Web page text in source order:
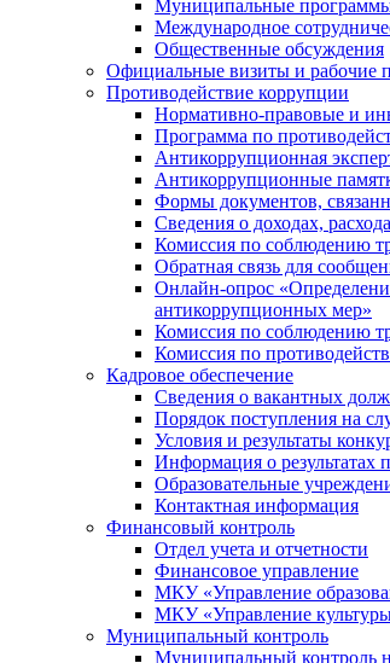
Муниципальные
Международное
Общественные обсуждения
Официальные визиты и рабочие
Противодействие коррупции
Нормативно-правовые и
Программа по
Антикоррупционная
Антикоррупционные
Формы документов,
Сведения о доходах,
Комиссия по соблюдению
Обратная связь для
Онлайн-опрос
антикоррупционных мер»
Комиссия по соблюдению
Комиссия по
Кадровое обеспечение
Сведения о вакантных
Порядок поступления на
Условия и результаты
Информация о результатах
Образовательные
Контактная информация
Финансовый контроль
Отдел учета и отчетности
Финансовое управление
МКУ «Управление
МКУ «Управление
Муниципальный контроль
Муниципальный контроль